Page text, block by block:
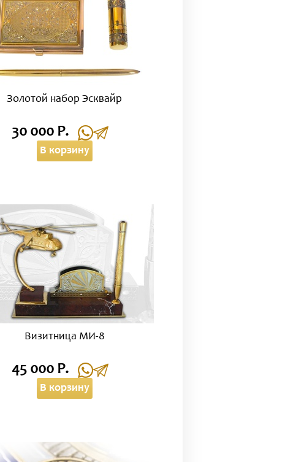
Золотой набор Эсквайр
30 000 Р.
В корзину
Визитница МИ-8
45 000 Р.
В корзину